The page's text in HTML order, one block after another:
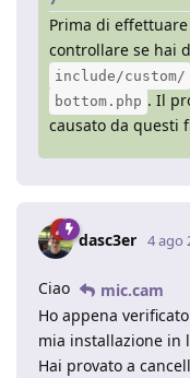
Prima di
controllare se hai
include/custom/
bottom.php . Il
causato da questi
dasc3er 4 ago
Ciao
mic.cam
Ho appena
mia installazione in
Hai provato a